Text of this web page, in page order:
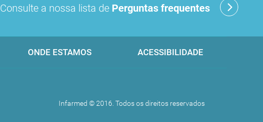
Consulte a nossa lista de Perguntas frequentes
ONDE ESTAMOS ACESSIBILIDADE
Infarmed © 2016. Todos os direitos reservados